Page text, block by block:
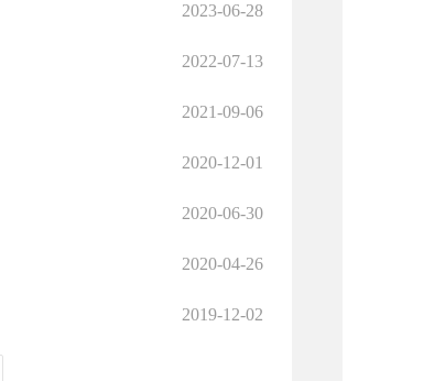
2023-06-28
2022-07-13
2021-09-06
2020-12-01
2020-06-30
2020-04-26
2019-12-02